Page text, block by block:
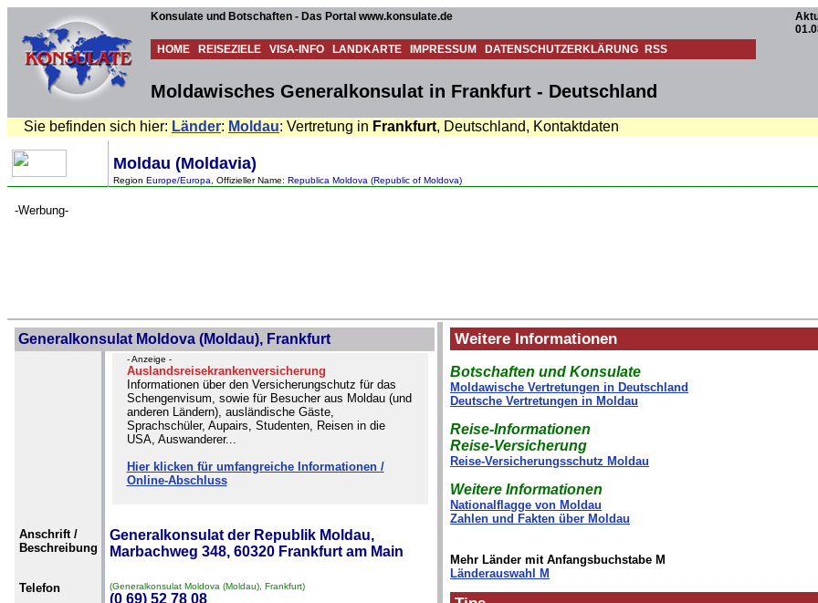
Konsulate und Botschaften - Das Portal www.konsulate.de
HOME REISEZIELE VISA-INFO LANDKARTE IMPRESSUM DATENSCHUTZERKLÄRUNG RSS
Moldawisches Generalkonsulat in Frankfurt - Deutschland
Sie befinden sich hier: Länder: Moldau: Vertretung in Frankfurt, Deutschland, Kontaktdaten
Moldau (Moldavia)
Region Europe/Europa , Offizieller Name: Republica Moldova (Republic of Moldova)
-Werbung-
Generalkonsulat Moldova (Moldau), Frankfurt
- Anzeige -
Auslandsreisekrankenversicherung
Informationen über den Versicherungschutz für das
Schengenvisum, sowie für Besucher aus Moldau (und
anderen Ländern), ausländische Gäste,
Sprachschüler, Aupairs, Studenten, Reisen in die
USA, Auswanderer...
Hier klicken für umfangreiche Informationen /
Online-Abschluss
Anschrift /
Beschreibung
Generalkonsulat der Republik Moldau,
Marbachweg 348, 60320 Frankfurt am Main
Telefon (Generalkonsulat Moldova (Moldau), Frankfurt)
(0 69) 52 78 08
Weitere Informationen
Botschaften und Konsulate
Moldawische Vertretungen in Deutschland
Deutsche Vertretungen in Moldau
Reise-Informationen
Reise-Versicherung
Reise-Versicherungsschutz Moldau
Weitere Informationen
Nationalflagge von Moldau
Zahlen und Fakten über Moldau
Mehr Länder mit Anfangsbuchstabe M
Länderauswahl M